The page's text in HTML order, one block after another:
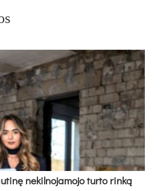
nekilnojamojo turto rinką